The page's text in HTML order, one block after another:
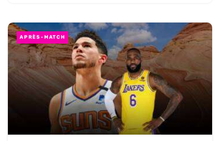
APRÈS-MATCH